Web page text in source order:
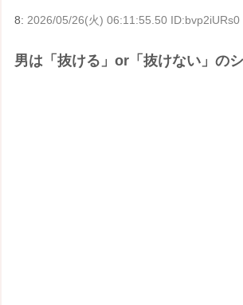
8: 2026/05/26(火) 06:11:55.50 ID:bvp2iURs0
男は「抜ける」or「抜けない」の